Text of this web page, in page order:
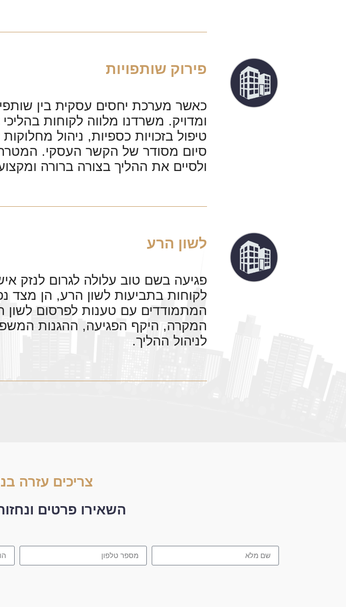
פירוק שותפויות
כאשר מערכת יחסים עסקית בין
ומדויק. משרדנו מלווה לקוחות
טיפול בזכויות כספיות, ניהול
סיום מסודר של הקשר העסקי. המטרה
ולסיים את ההליך בצורה ברורה
לשון הרע
פגיעה בשם טוב עלולה לגרום לנזק
לקוחות בתביעות לשון הרע, הן מצד
המתמודדים עם טענות לפרסום לשון
המקרה, היקף הפגיעה, ההגנות
לניהול ההליך.
צריכים עזרה
השאירו פרטים